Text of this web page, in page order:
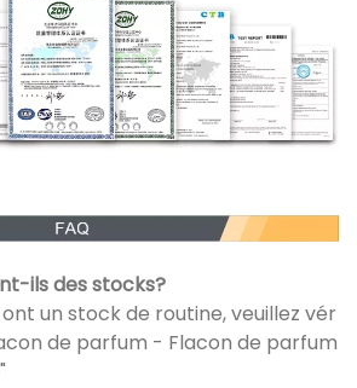
ils des stocks?
un stock de routine, veuillez vér
de parfum - Flacon de parfum